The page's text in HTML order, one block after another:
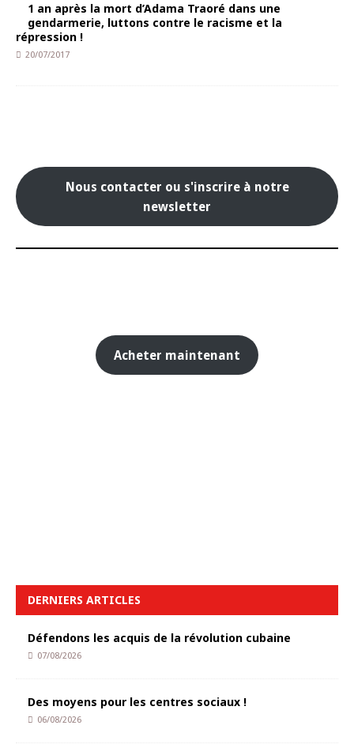
1 an après la mort d’Adama Traoré dans une
gendarmerie, luttons contre le racisme et la
répression !
20/07/2017
Nous contacter ou s'inscrire à notre
newsletter
Acheter maintenant
DERNIERS ARTICLES
Défendons les acquis de la révolution cubaine
07/08/2026
Des moyens pour les centres sociaux !
06/08/2026